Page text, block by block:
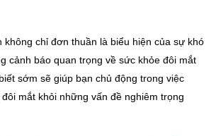
không chỉ đơn thuần là biểu hiện của sự khó
cảnh báo quan trọng về sức khỏe đôi mắt
sớm sẽ giúp bạn chủ động trong việc
mắt khỏi những vấn đề nghiêm trọng